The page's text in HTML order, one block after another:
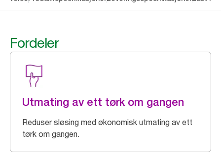
Fordeler
Utmating av ett tørk om gangen
Reduser sløsing med økonomisk utmating av ett
tørk om gangen.